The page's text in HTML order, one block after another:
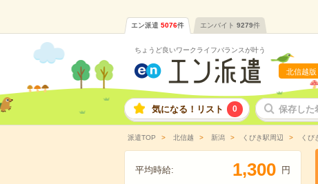
エン派遣 5076件 エンバイト 9279件
ちょうど良いワークライフバランスが叶う
北信越版
気になる！リスト 0 保存した
派遣TOP 北信越 新潟 くびき駅周辺 くび
平均時給: 1,300 円